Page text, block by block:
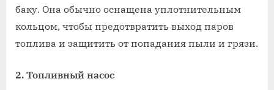
баку. Она обычно оснащена уплотнительным
кольцом, чтобы предотвратить выход паров
топлива и защитить от попадания пыли и грязи.
2. Топливный насос